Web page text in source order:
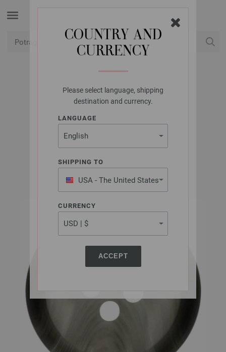
COUNTRY AND
CURRENCY
Please select language, shipping
destination and currency.
LANGUAGE
SHIPPING TO
USA - The United States
of America
CURRENCY
ACCEPT
UNION KNOPF
UNION KNOPF
27090/20MM